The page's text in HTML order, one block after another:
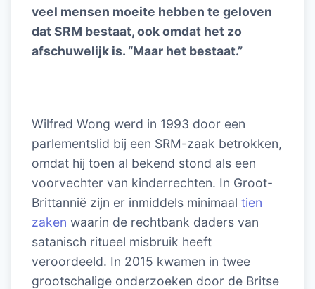
veel mensen moeite hebben te geloven
dat SRM bestaat, ook omdat het zo
afschuwelijk is. “Maar het bestaat.”
Wilfred Wong werd in 1993 door een
parlementslid bij een SRM-zaak betrokken,
omdat hij toen al bekend stond als een
voorvechter van kinderrechten. In Groot-
Brittannië zijn er inmiddels minimaal tien
zaken waarin de rechtbank daders van
satanisch ritueel misbruik heeft
veroordeeld. In 2015 kwamen in twee
grootschalige onderzoeken door de Britse